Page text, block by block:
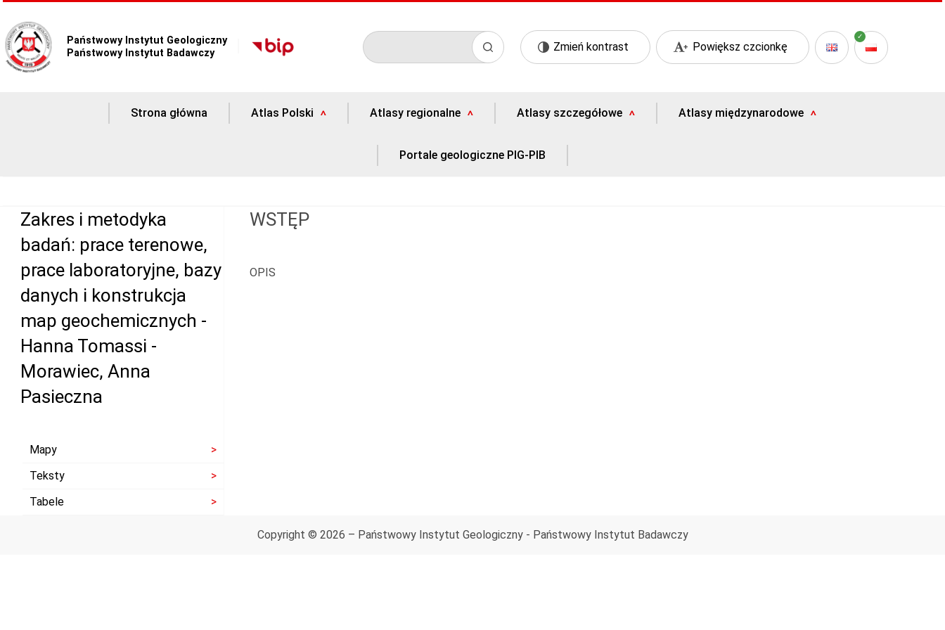
Państwowy Instytut Geologiczny
Państwowy Instytut Badawczy
Zmień kontrast Powiększ czcionkę
Strona główna Atlas Polski Atlasy regionalne Atlasy szczegółowe Atlasy międzynarodowe
Portale geologiczne PIG-PIB
Zakres i metodyka
badań: prace terenowe,
prace laboratoryjne, bazy
danych i konstrukcja
map geochemicznych -
Hanna Tomassi -
Morawiec, Anna
Pasieczna
Mapy
Teksty
Tabele
WSTĘP
OPIS
Copyright © 2026 – Państwowy Instytut Geologiczny - Państwowy Instytut Badawczy